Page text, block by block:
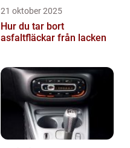
21 oktober 2025
Hur du tar bort
asfaltfläckar från lacken